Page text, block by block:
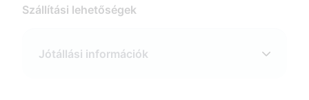
Szállítási lehetőségek
Jótállási információk